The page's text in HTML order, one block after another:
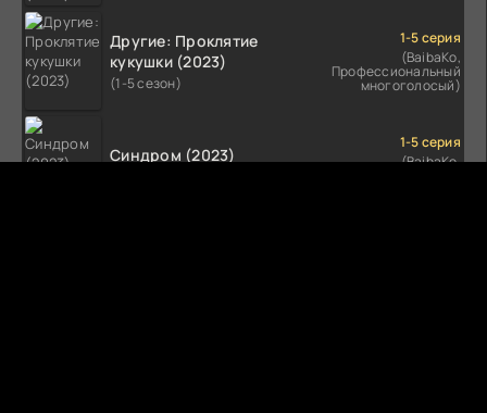
Другие: Проклятие
кукушки (2023)
(1-5 сезон)
1-5 серия
(BaibaKo,
Профессиональный
многоголосый)
Синдром (2023)
1-5 серия
(BaibaKo,